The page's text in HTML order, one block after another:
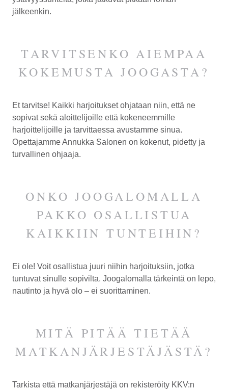
jälkeenkin.
TARVITSENKO AIEMPAA
KOKEMUSTA JOOGASTA?
Et tarvitse! Kaikki harjoitukset ohjataan niin, että ne
sopivat sekä aloittelijoille että kokeneemmille
harjoittelijoille ja tarvittaessa avustamme sinua.
Opettajamme Annukka Salonen on kokenut, pidetty ja
turvallinen ohjaaja.
ONKO JOOGALOMALLA
PAKKO OSALLISTUA
KAIKKIIN TUNTEIHIN?
Ei ole! Voit osallistua juuri niihin harjoituksiin, jotka
tuntuvat sinulle sopivilta. Joogalomalla tärkeintä on lepo,
nautinto ja hyvä olo – ei suorittaminen.
MITÄ PITÄÄ TIETÄÄ
MATKANJÄRJESTÄJÄSTÄ?
Tarkista että matkanjärjestäjä on rekisteröity KKV:n